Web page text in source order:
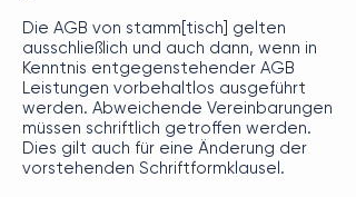
Die AGB von stamm[tisch] gelten
ausschließlich und auch dann, wenn in
Kenntnis entgegenstehender AGB
Leistungen vorbehaltlos ausgeführt
werden. Abweichende Vereinbarungen
müssen schriftlich getroffen werden.
Dies gilt auch für eine Änderung der
vorstehenden Schriftformklausel.